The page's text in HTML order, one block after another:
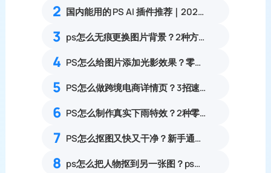
2 国内能用的 PS AI 插件推荐｜2026 4款AI插件最新实测
3 ps怎么无痕更换图片背景？2种方法0基础可上手教程
4 PS怎么给图片添加光影效果？零基础制作自然通透光影特效教程
5 PS怎么做跨境电商详情页？3招速出亚马逊A+详情页
6 PS怎么制作真实下雨特效？2种零基础雨水氛围感修图教程
7 PS怎么抠图又快又干净？新手通用抠图方案详解
8 ps怎么把人物抠到另一张图？ps如何将图片嵌入另一张图并融合？